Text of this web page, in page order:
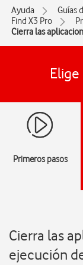
Ayuda Guías
Find X3 Pro
Cierra las
Primeros pasos
Cierra las
ejecución